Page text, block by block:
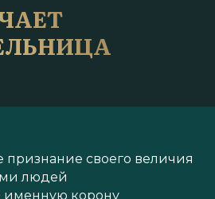
своего величия
людей
корону